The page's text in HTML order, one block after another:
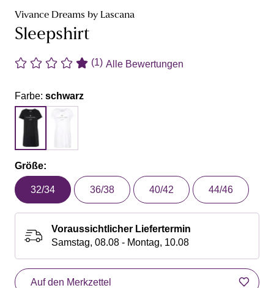
Vivance Dreams by Lascana
Sleepshirt
(1) Alle Bewertungen
Farbe: schwarz
Größe:
32/34 36/38 40/42 44/46
Voraussichtlicher Liefertermin
Samstag, 08.08 - Montag, 10.08
Auf den Merkzettel